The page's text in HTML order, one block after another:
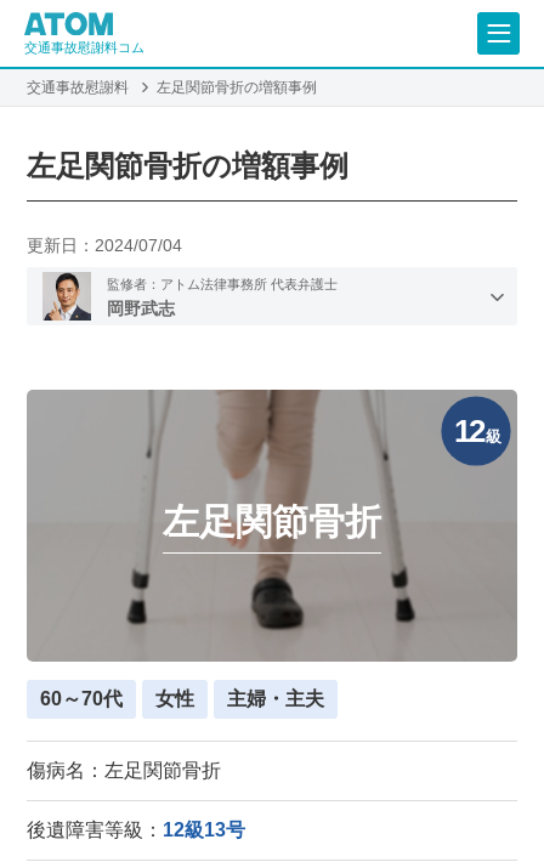
交通事故慰謝料コム
交通事故慰謝料 左足関節骨折の増額事例
左足関節骨折の増額事例
更新日： 2024/07/04
監修者：アトム法律事務所 代表弁護士
岡野武志
12級
左足関節骨折
60～70代 女性 主婦・主夫
傷病名：左足関節骨折
後遺障害等級： 12級13号